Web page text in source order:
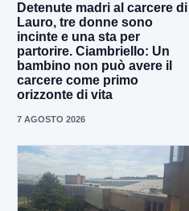
Detenute madri al carcere di
Lauro, tre donne sono
incinte e una sta per
partorire. Ciambriello: Un
bambino non può avere il
carcere come primo
orizzonte di vita
7 AGOSTO 2026